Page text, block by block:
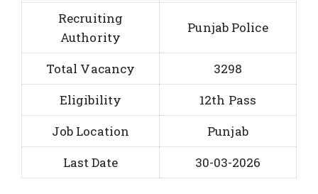
Recruiting
Authority
Punjab Police
Total Vacancy
3298
Eligibility
12th Pass
Job Location
Punjab
Last Date
30-03-2026